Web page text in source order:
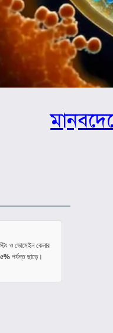
ও ডোমেইন কেনার
পর্যন্ত ছাড়ে।